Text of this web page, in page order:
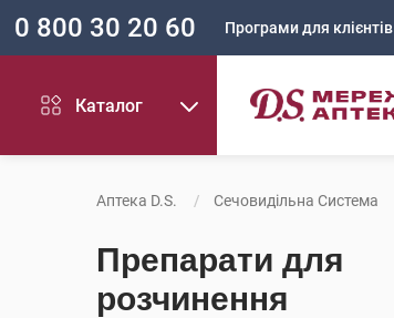
0 800 30 20 60 Програми для клієнтів
Каталог
Аптека D.S. Сечовидільна Система
Препарати для
розчинення